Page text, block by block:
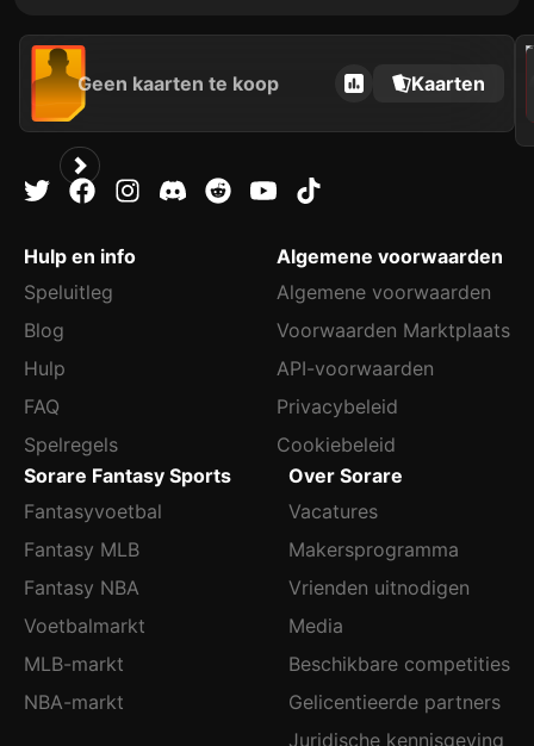
Geen kaarten te koop Kaarten
2022
Hulp en info
Speluitleg
Blog
Hulp
FAQ
Spelregels
Algemene voorwaarden
Algemene voorwaarden
Voorwaarden Marktplaats
API-voorwaarden
Privacybeleid
Cookiebeleid
Sorare Fantasy Sports
Fantasyvoetbal
Fantasy MLB
Fantasy NBA
Voetbalmarkt
MLB-markt
NBA-markt
Over Sorare
Vacatures
Makersprogramma
Vrienden uitnodigen
Media
Beschikbare competities
Gelicentieerde partners
Juridische kennisgeving